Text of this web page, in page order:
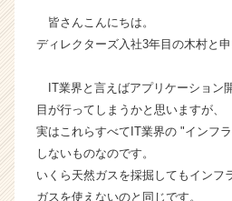
イ
|
ベ
ン
チ
ー・
皆さんこんにちは。
ディレクターズ入社3年目の木村と申
IT業界と言えばアプリケーション
目が行ってしまうかと思いますが、
実はこれらすべてIT業界の "インフ
しないものなのです。
いくら天然ガスを採掘してもインフ
ガスを使えないのと同じです。